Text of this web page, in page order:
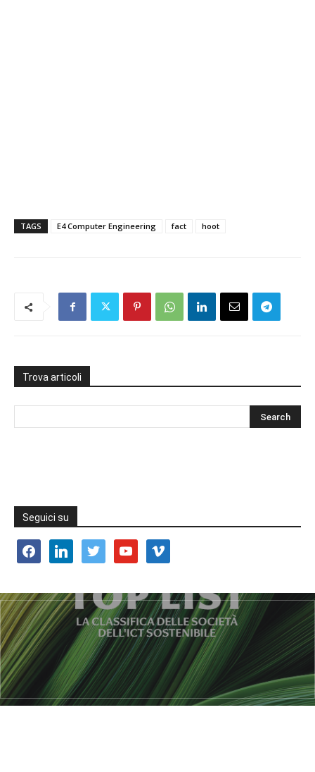
TAGS E4 Computer Engineering fact hoot
Trova articoli
Seguici su
facebooklinkedin twitter youtube vimeo